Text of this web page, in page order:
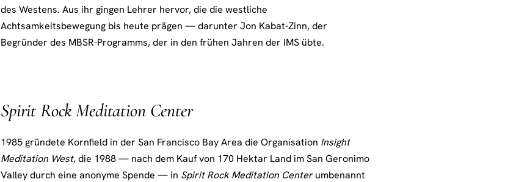
des Westens. Aus ihr gingen Lehrer hervor, die die westliche
Achtsamkeitsbewegung bis heute prägen — darunter Jon Kabat-Zinn, der
Begründer des MBSR-Programms, der in den frühen Jahren der IMS übte.
Spirit Rock Meditation Center
1985 gründete Kornfield in der San Francisco Bay Area die Organisation Insight
Meditation West, die 1988 — nach dem Kauf von 170 Hektar Land im San Geronimo
Valley durch eine anonyme Spende — in Spirit Rock Meditation Centerumbenannt